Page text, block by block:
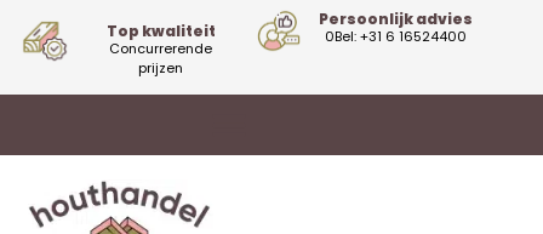
Top kwaliteit
Concurrerende
prijzen
Persoonlijk advies
0Bel: +31 6 16524400